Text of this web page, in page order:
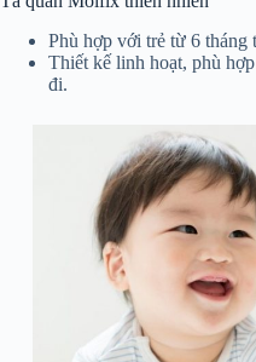
Phù hợp với trẻ từ 6 tháng
Thiết kế linh hoạt, phù
đi.